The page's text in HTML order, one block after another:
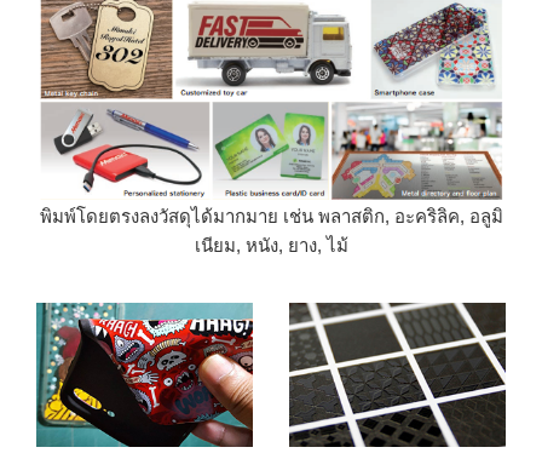
พิมพ์โดยตรงลงวัสดุได้มากมาย เช่น พลาสติก, อะคริลิค, อลูมิ
เนียม, หนัง, ยาง, ไม้